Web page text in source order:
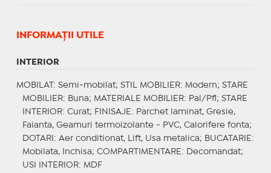
INFORMAŢII UTILE
INTERIOR
MOBILAT : Semi-mobilat; STIL MOBILIER: Modern; STARE
MOBILIER: Buna; MATERIALE MOBILIER: Pal/Pfl; STARE
INTERIOR: Curat; FINISAJE : Parchet laminat, Gresie,
Faianta, Geamuri termoizolante - PVC, Calorifere fonta;
DOTARI : Aer conditionat, Lift, Usa metalica; BUCATARIE :
Mobilata, Inchisa; COMPARTIMENTARE : Decomandat;
USI INTERIOR: MDF